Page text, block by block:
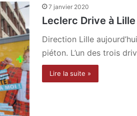
7 janvier 2020
Leclerc Drive à
Direction Lille
piéton. L’un des trois
Lire la suite »